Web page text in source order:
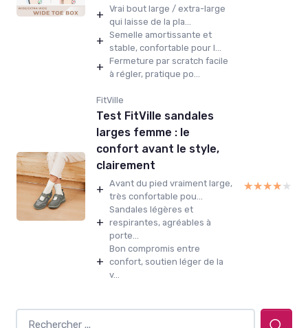
+ Vrai bout large / extra-large
qui laisse de la pla...
+ Semelle amortissante et
stable, confortable pour l...
+ Fermeture par scratch facile
à régler, pratique po...
FitVille
Test FitVille sandales
larges femme : le
confort avant le style,
clairement
+ Avant du pied vraiment large,
très confortable pou...
+
Sandales légères et
respirantes, agréables à
porte...
+
Bon compromis entre
confort, soutien léger de la
v...
★★★★★
★★★★★